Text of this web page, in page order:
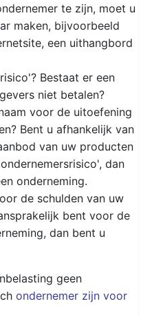
te zijn, moet u
maken, bijvoorbeeld
een uithangbord
Bestaat er een
niet betalen?
voor de uitoefening
Bent u afhankelijk van
van uw producten
dan
onderneming.
de schulden van uw
bent voor de
dan bent u
geen
ondernemer zijn voor